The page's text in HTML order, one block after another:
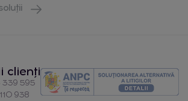
clienți
339 595
938